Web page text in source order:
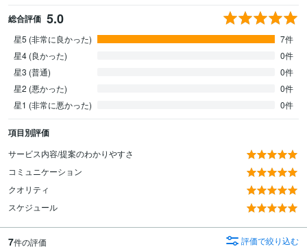
総合評価 5.0
星5 (非常に良かった)
7件
星4 (良かった)
0件
星3 (普通)
0件
星2 (悪かった)
0件
星1 (非常に悪かった)
0件
項目別評価
サービス内容/提案のわかりやすさ
コミュニケーション
クオリティ
スケジュール
7件の評価 評価で絞り込む